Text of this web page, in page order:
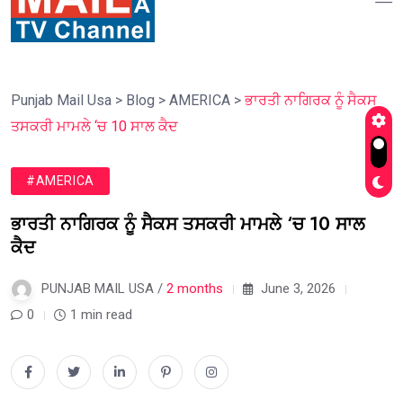
Punjab Mail Usa > Blog > AMERICA >ਭਾਰਤੀ ਨਾਗਿਰਕ ਨੂੰ ਸੈਕਸ
ਤਸਕਰੀ ਮਾਮਲੇ ‘ਚ 10 ਸਾਲ ਕੈਦ
#AMERICA
ਭਾਰਤੀ ਨਾਗਿਰਕ ਨੂੰ ਸੈਕਸ ਤਸਕਰੀ ਮਾਮਲੇ ‘ਚ 10 ਸਾਲ
ਕੈਦ
PUNJAB MAIL USA / 2 months
June 3, 2026
0
1 min read